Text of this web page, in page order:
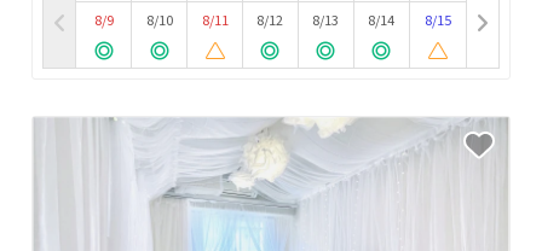
8/9
8/10
8/11
8/12
8/13
8/14
8/15